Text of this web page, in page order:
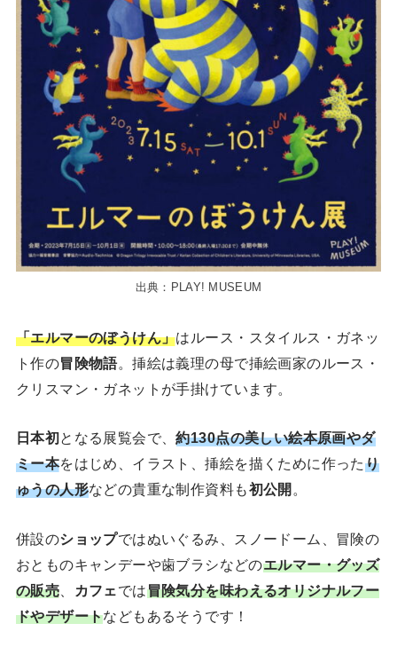
出典：PLAY! MUSEUM
「エルマーのぼうけん」はルース・スタイルス・ガネッ
ト作の冒険物語。挿絵は義理の母で挿絵画家のルース・
クリスマン・ガネットが手掛けています。
日本初となる展覧会で、約130点の美しい絵本原画やダ
ミー本をはじめ、イラスト、挿絵を描くために作ったり
ゅうの人形などの貴重な制作資料も初公開 。
併設のショップではぬいぐるみ、スノードーム、冒険の
おとものキャンデーや歯ブラシなどのエルマー・グッズ
の販売
カフェ では冒険気分を味わえるオリジナルフー
ドやデザートなどもあるそうです！